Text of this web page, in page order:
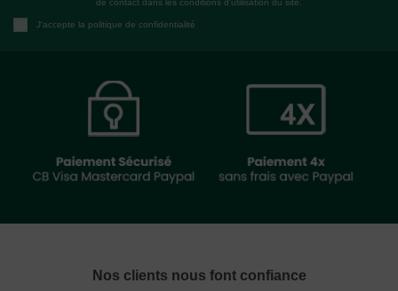
de contact dans les conditions d'utilisation du site.
J'accepte la politique de confidentialité
Nos clients nous font confiance